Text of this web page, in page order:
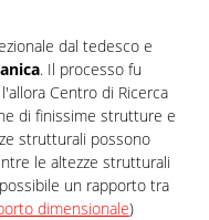
dal tedesco e
. Il processo fu
Centro di Ricerca
di finissime strutture e
strutturali possono
le altezze strutturali
un rapporto tra
dimensionale)